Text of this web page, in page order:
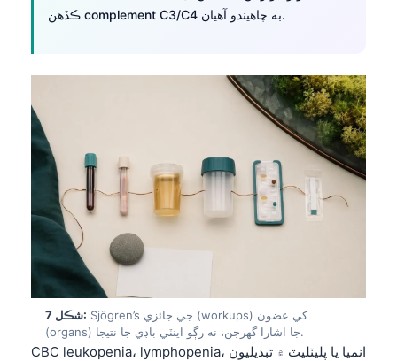
ڪڏهن complement C3/C4 به چاهيندو آهيان.
شڪل 7: Sjögren’s جي جائزي (workups) کي عضون
(organs) جا اشارا گهرجن، نه رڳو اينٽي باڊي جا نتيجا.
CBC leukopenia، lymphopenia، انميا يا پليٽليٽ ۾ تبديليون
ភាសាខ្មែរ
Kiswahili
አማርኛ
Українська
O‘zbekcha
Català
Қазақ тілі
پښتو